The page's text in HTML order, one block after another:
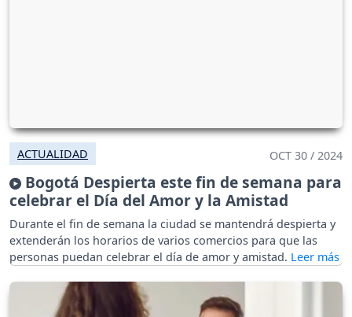
ACTUALIDAD OCT 30 / 2024
Bogotá Despierta este fin de semana para
celebrar el Día del Amor y la Amistad
Durante el fin de semana la ciudad se mantendrá despierta y
extenderán los horarios de varios comercios para que las
personas puedan celebrar el día de amor y amistad.